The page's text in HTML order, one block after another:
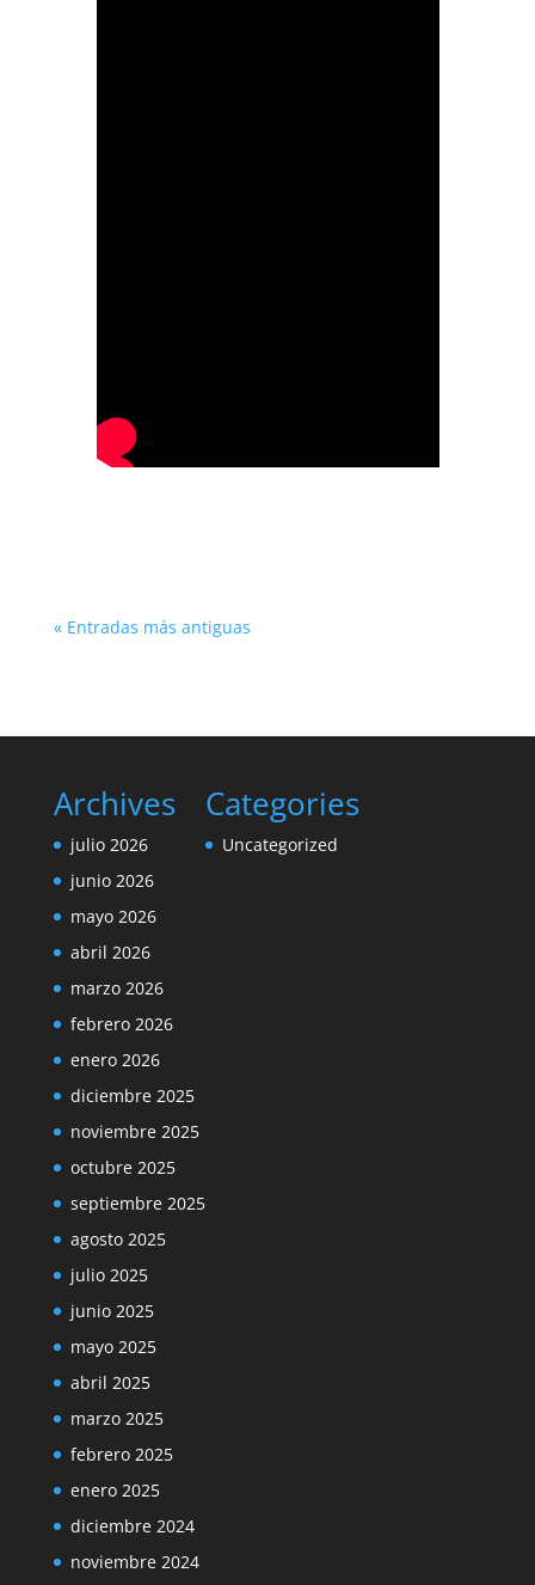
« Entradas más antiguas
Archives
julio 2026
junio 2026
mayo 2026
abril 2026
marzo 2026
febrero 2026
enero 2026
diciembre 2025
noviembre 2025
octubre 2025
septiembre 2025
agosto 2025
julio 2025
junio 2025
mayo 2025
abril 2025
marzo 2025
febrero 2025
enero 2025
diciembre 2024
noviembre 2024
Categories
Uncategorized